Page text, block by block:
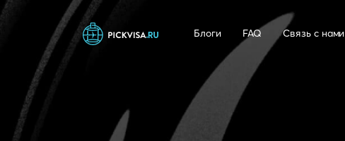
Блоги FAQ Связь с нами